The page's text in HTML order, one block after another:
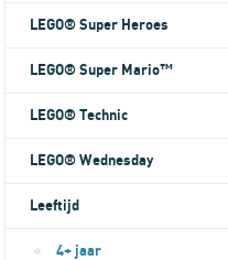
LEGO® Super Heroes
LEGO® Super Mario™
LEGO® Technic
LEGO® Wednesday
Leeftijd
4+ jaar